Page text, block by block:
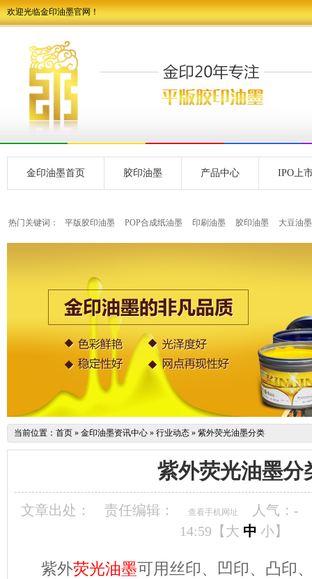
欢迎光临金印油墨官网！
金印油墨首页 胶印油墨 产品中心 IPO上
热门关键词： 平版胶印油墨 POP合成纸油墨 印刷油墨 胶印油墨 大豆油墨
当前位置： 首页 » 金印油墨资讯中心 » 行业动态 » 紫外荧光油墨分类
紫外荧光油墨分
文章出处： 责任编辑： 查看手机网址 人气： -
14:59【 大 中 小】
紫外荧光油墨可用丝印、凹印、凸印